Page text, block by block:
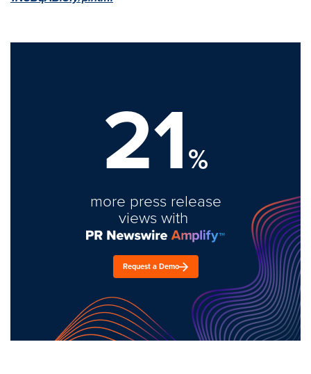
21%
more press release
views with
Request a Demo